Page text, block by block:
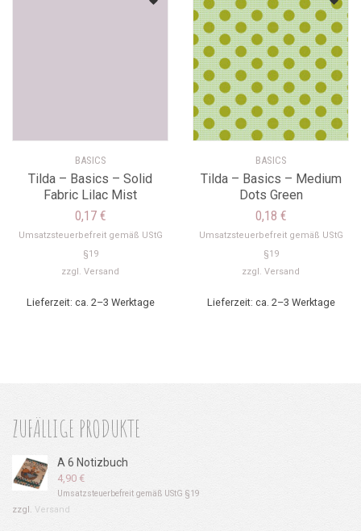
BASICS
Tilda – Basics – Solid
Fabric Lilac Mist
0,17 €
Umsatzsteuerbefreit gemäß UStG
§19
zzgl. Versand
Lieferzeit: ca. 2–3 Werktage
BASICS
Tilda – Basics – Medium
Dots Green
0,18 €
Umsatzsteuerbefreit gemäß UStG
§19
zzgl. Versand
Lieferzeit: ca. 2–3 Werktage
ZUFÄLLIGE PRODUKTE
A 6 Notizbuch
4,90 €
Umsatzsteuerbefreit gemäß UStG §19
zzgl. Versand